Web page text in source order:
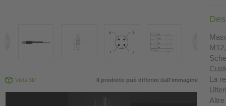
Vista 3D Il prodotto può differire dall'immagine
La